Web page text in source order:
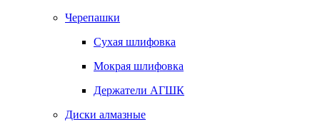
Черепашки
Сухая шлифовка
Мокрая шлифовка
Держатели АГШК
Диски алмазные